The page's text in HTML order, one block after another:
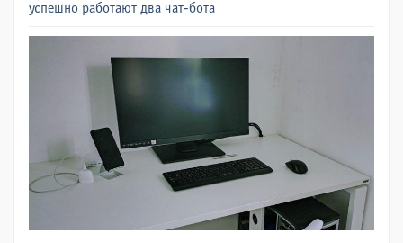
успешно работают два чат-бота